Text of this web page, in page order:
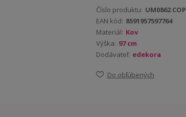
Číslo produktu: UM0862 COP
EAN kód: 8591957597764
Materiál: Kov
Výška: 97 cm
Dodávateľ: edekora
Do obľúbených